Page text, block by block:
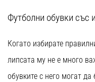
Футболни обувки със
Когато избирате
липсата му не е много
обувките с него могат